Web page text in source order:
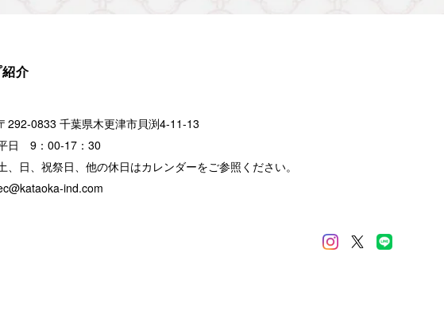
介
292-0833 千葉県木更津市貝渕4-11-13
日 9：00-17：30
、日、祝祭日、他の休日はカレンダーをご参照ください。
ind.com